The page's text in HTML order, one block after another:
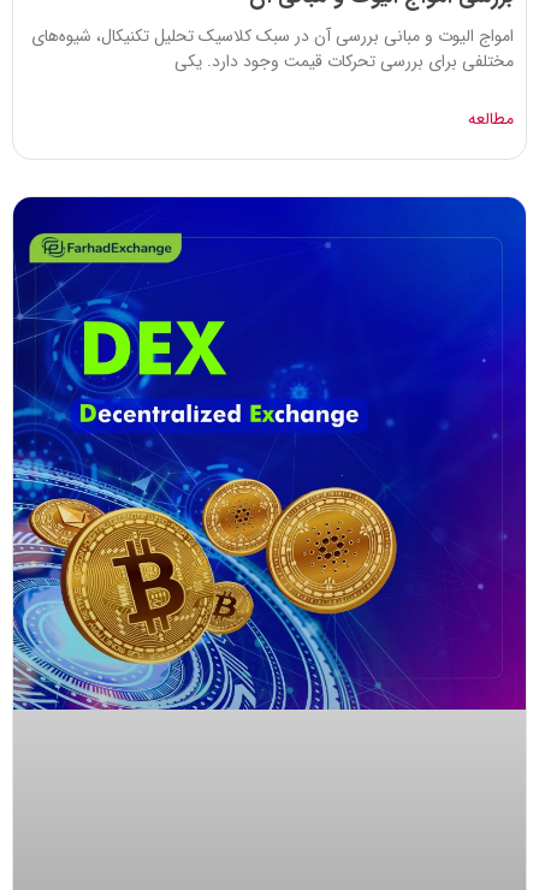
امواج الیوت و مبانی بررسی آن در سبک کلاسیک تحلیل تکنیکال، شیوه‌های
مختلفی برای بررسی تحرکات قیمت وجود دارد. یکی
مطالعه